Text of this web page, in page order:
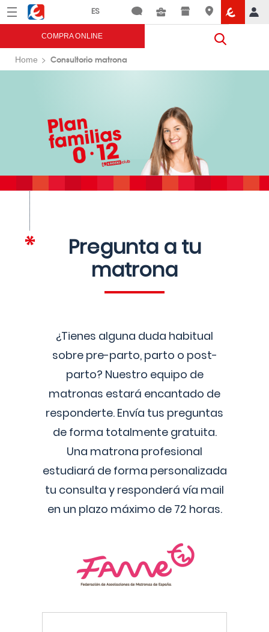
Menú Eroski
COMPRA ONLINE
Home Consultorio matrona
Pregunta a tu
matrona
¿Tienes alguna duda habitual
sobre pre-parto, parto o post-
parto? Nuestro equipo de
matronas estará encantado de
responderte. Envía tus preguntas
de forma totalmente gratuita.
Una matrona profesional
estudiará de forma personalizada
tu consulta y responderá vía mail
en un plazo máximo de 72 horas.